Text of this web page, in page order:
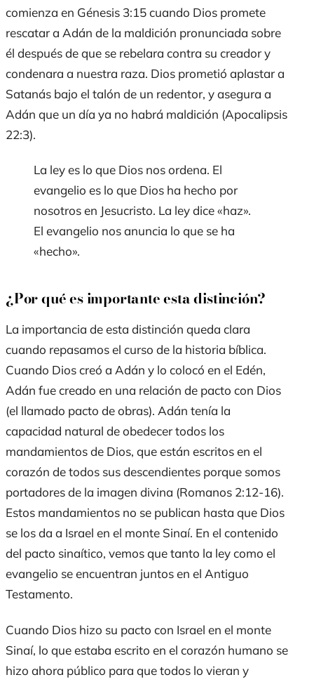
comienza en Génesis 3:15 cuando Dios promete
rescatar a Adán de la maldición pronunciada sobre
él después de que se rebelara contra su creador y
condenara a nuestra raza. Dios prometió aplastar a
Satanás bajo el talón de un redentor, y asegura a
Adán que un día ya no habrá maldición (Apocalipsis
22:3).
La ley es lo que Dios nos ordena. El
evangelio es lo que Dios ha hecho por
nosotros en Jesucristo. La ley dice «haz».
El evangelio nos anuncia lo que se ha
«hecho».
¿Por qué es importante esta distinción?
La importancia de esta distinción queda clara
cuando repasamos el curso de la historia bíblica.
Cuando Dios creó a Adán y lo colocó en el Edén,
Adán fue creado en una relación de pacto con Dios
(el llamado pacto de obras). Adán tenía la
capacidad natural de obedecer todos los
mandamientos de Dios, que están escritos en el
corazón de todos sus descendientes porque somos
portadores de la imagen divina (Romanos 2:12-16).
Estos mandamientos no se publican hasta que Dios
se los da a Israel en el monte Sinaí. En el contenido
del pacto sinaítico, vemos que tanto la ley como el
evangelio se encuentran juntos en el Antiguo
Testamento.
Cuando Dios hizo su pacto con Israel en el monte
Sinaí, lo que estaba escrito en el corazón humano se
hizo ahora público para que todos lo vieran y